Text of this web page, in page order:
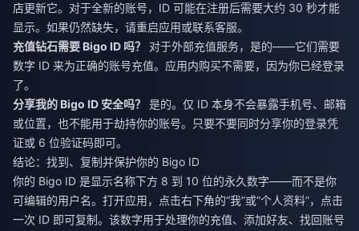
店更新它。对于全新的账号，ID 可能在注册后需要大约 30 秒才能
显示。如果仍然缺失，请重启应用或联系客服。
充值钻石需要 Bigo ID 吗？
对于外部充值服务，是的——它们需要
数字 ID 来为正确的账号充值。应用内购买不需要，因为你已经登录
了。
分享我的 Bigo ID 安全吗？
是的。仅 ID 本身不会暴露手机号、邮箱
或位置，也不能用于劫持你的账号。只要不要同时分享你的登录凭
证或 6 位验证码即可。
结论：找到、复制并保护你的 Bigo ID
你的 Bigo ID 是显示名称下方 8 到 10 位的永久数字——而不是你
可编辑的用户名。打开应用，点击右下角的“我”或“个人资料”，点击
一次 ID 即可复制。该数字用于处理你的充值、添加好友、找回账号